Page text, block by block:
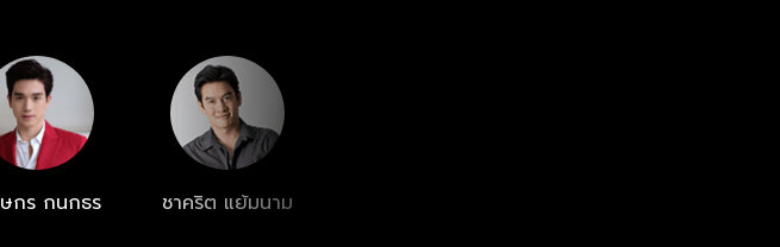
ามที่มีความรักด้วยหัวใจอย่างแท้จริง
กร กนกธร ชาคริต แย้มนาม